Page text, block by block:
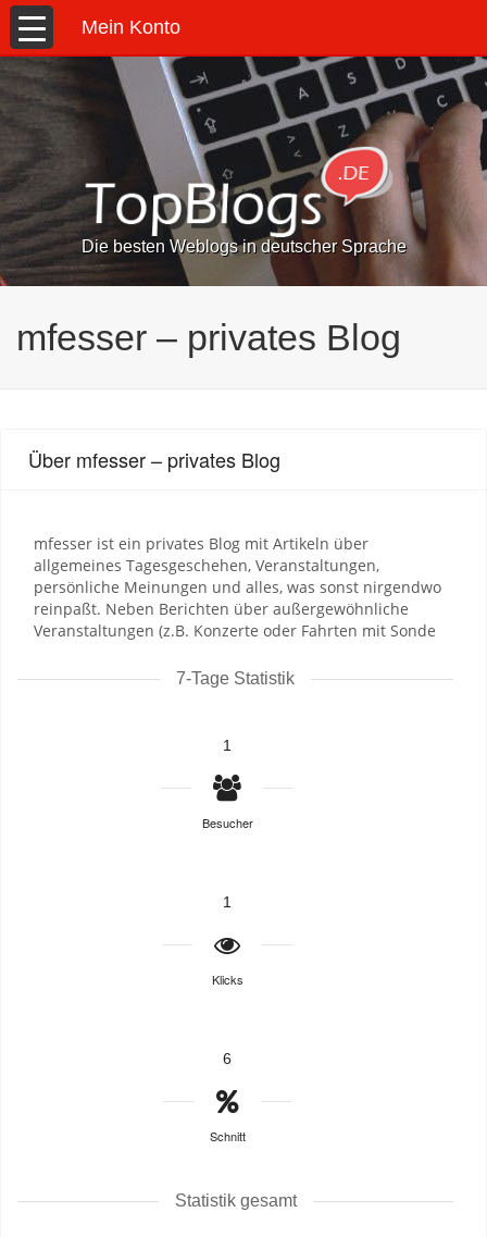
Mein Konto
Die besten Weblogs in deutscher Sprache
mfesser – privates Blog
Über mfesser – privates Blog
mfesser ist ein privates Blog mit Artikeln über
allgemeines Tagesgeschehen, Veranstaltungen,
persönliche Meinungen und alles, was sonst nirgendwo
reinpaßt. Neben Berichten über außergewöhnliche
Veranstaltungen (z.B. Konzerte oder Fahrten mit Sonde
7-Tage Statistik
1
Besucher
1
Klicks
6
Schnitt
Statistik gesamt